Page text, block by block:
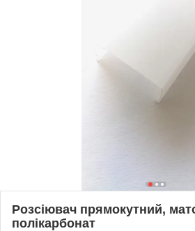
Розсіювач прямокутний,
полікарбонат